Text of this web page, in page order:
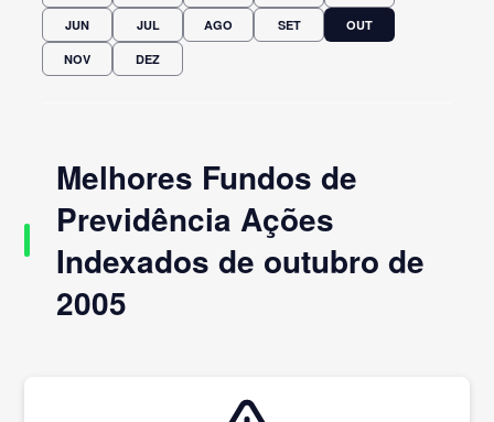
JUN JUL AGO SET OUT
NOV DEZ
Melhores Fundos de
Previdência Ações
Indexados de outubro de
2005